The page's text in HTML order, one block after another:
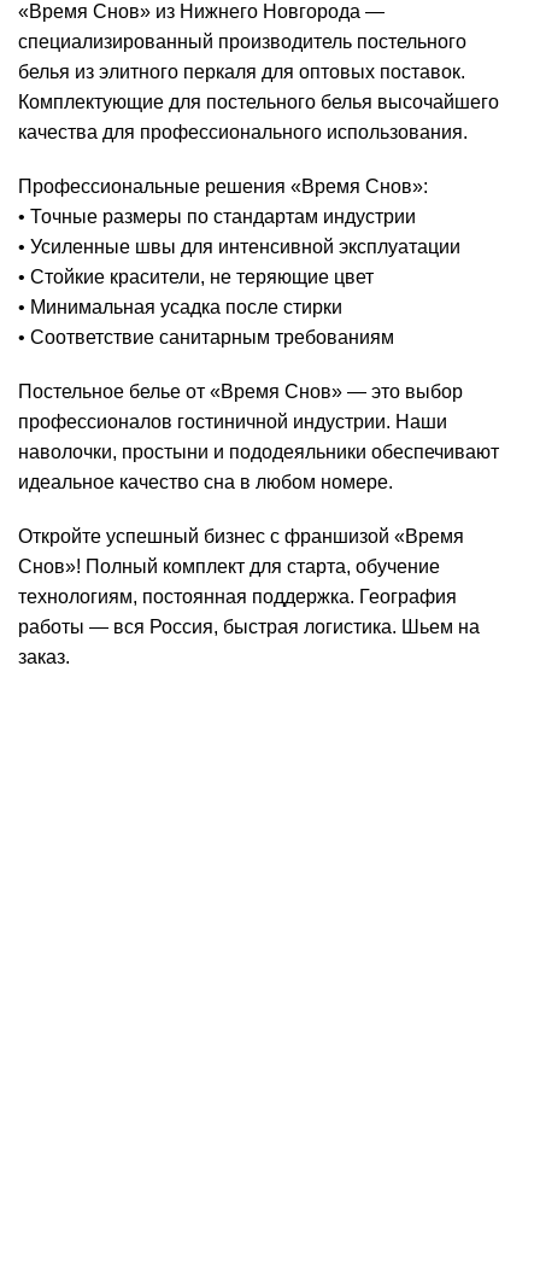
«Время Снов» из Нижнего Новгорода —
специализированный производитель постельного
белья из элитного перкаля для оптовых поставок.
Комплектующие для постельного белья высочайшего
качества для профессионального использования.
Профессиональные решения «Время Снов»:
• Точные размеры по стандартам индустрии
• Усиленные швы для интенсивной эксплуатации
• Стойкие красители, не теряющие цвет
• Минимальная усадка после стирки
• Соответствие санитарным требованиям
Постельное белье от «Время Снов» — это выбор
профессионалов гостиничной индустрии. Наши
наволочки, простыни и пододеяльники обеспечивают
идеальное качество сна в любом номере.
Откройте успешный бизнес с франшизой «Время
Снов»! Полный комплект для старта, обучение
технологиям, постоянная поддержка. География
работы — вся Россия, быстрая логистика. Шьем на
заказ.